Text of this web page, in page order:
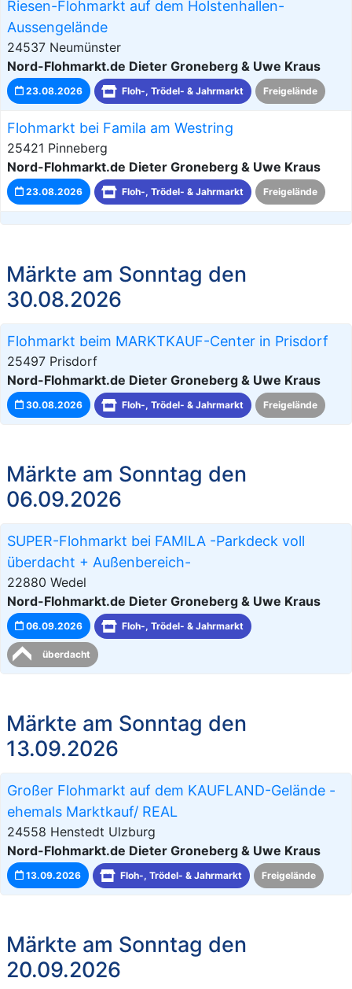
Riesen-Flohmarkt auf dem Holstenhallen-
Aussengelände
24537 Neumünster
Nord-Flohmarkt.de Dieter Groneberg & Uwe Kraus
23.08.2026 Floh-, Trödel- & Jahrmarkt Freigelände
Flohmarkt bei Famila am Westring
25421 Pinneberg
Nord-Flohmarkt.de Dieter Groneberg & Uwe Kraus
23.08.2026 Floh-, Trödel- & Jahrmarkt Freigelände
Märkte am Sonntag den
30.08.2026
Flohmarkt beim MARKTKAUF-Center in Prisdorf
25497 Prisdorf
Nord-Flohmarkt.de Dieter Groneberg & Uwe Kraus
30.08.2026 Floh-, Trödel- & Jahrmarkt Freigelände
Märkte am Sonntag den
06.09.2026
SUPER-Flohmarkt bei FAMILA -Parkdeck voll
überdacht + Außenbereich-
22880 Wedel
Nord-Flohmarkt.de Dieter Groneberg & Uwe Kraus
06.09.2026 Floh-, Trödel- & Jahrmarkt
überdacht
Märkte am Sonntag den
13.09.2026
Großer Flohmarkt auf dem KAUFLAND-Gelände -
ehemals Marktkauf/ REAL
24558 Henstedt Ulzburg
Nord-Flohmarkt.de Dieter Groneberg & Uwe Kraus
13.09.2026 Floh-, Trödel- & Jahrmarkt Freigelände
Märkte am Sonntag den
20.09.2026